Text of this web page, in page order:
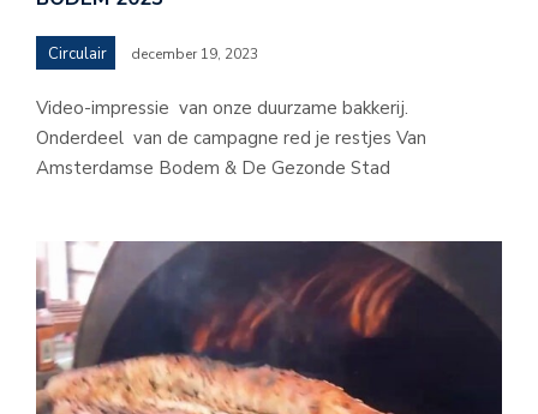
Circulair december 19, 2023
Video-impressie van onze duurzame bakkerij.
Onderdeel van de campagne red je restjes Van
Amsterdamse Bodem & De Gezonde Stad